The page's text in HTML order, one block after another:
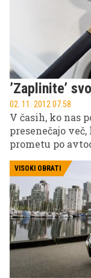
’Zaplinite’
02. 11. 2012 07.58
V časih, ko nas
presenečajo
prometu po
zapeljali s
išče cenejše
prevozne
VISOKI OBRATI